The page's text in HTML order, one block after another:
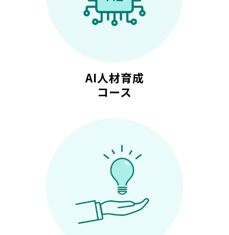
AI人材育成
コース